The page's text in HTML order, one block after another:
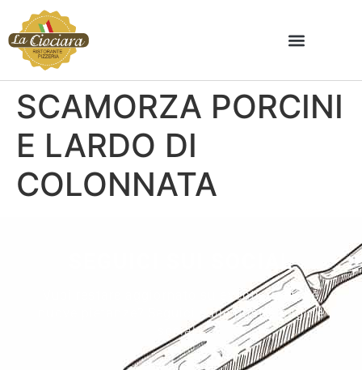
SCAMORZA PORCINI
E LARDO DI
COLONNATA
SEGUICI SUI SOCIAL
Vuoi restare aggiornato su eventi, ricette e
nuove pietanze? Seguici sulle nostre pagine
social.